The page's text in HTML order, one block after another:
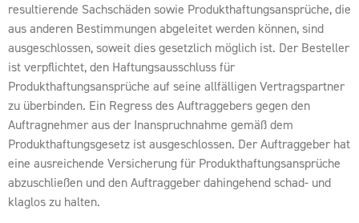
resultierende Sachschäden sowie Produkthaftungsansprüche, die
aus anderen Bestimmungen abgeleitet werden können, sind
ausgeschlossen, soweit dies gesetzlich möglich ist. Der Besteller
ist verpflichtet, den Haftungsausschluss für
Produkthaftungsansprüche auf seine allfälligen Vertragspartner
zu überbinden. Ein Regress des Auftraggebers gegen den
Auftragnehmer aus der Inanspruchnahme gemäß dem
Produkthaftungsgesetz ist ausgeschlossen. Der Auftraggeber hat
eine ausreichende Versicherung für Produkthaftungsansprüche
abzuschließen und den Auftraggeber dahingehend schad- und
klaglos zu halten.